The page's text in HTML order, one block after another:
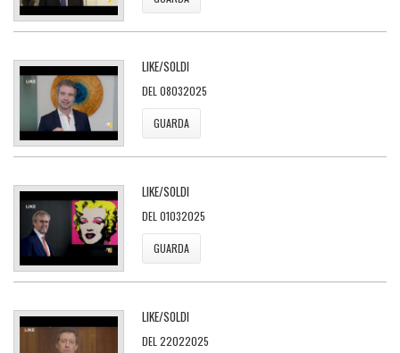
LIKE/SOLDI
DEL 08032025
GUARDA
LIKE/SOLDI
DEL 01032025
GUARDA
LIKE/SOLDI
DEL 22022025